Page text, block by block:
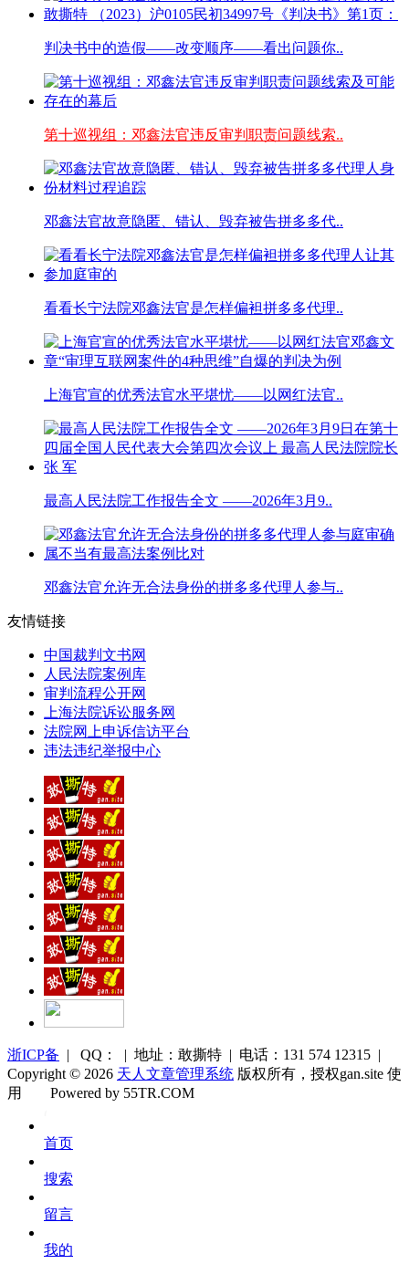
判决书中的造假——改变顺序——看出问题你..
第十巡视组：邓鑫法官违反审判职责问题线索..
邓鑫法官故意隐匿、错认、毁弃被告拼多多代..
看看长宁法院邓鑫法官是怎样偏袒拼多多代理..
上海官宣的优秀法官水平堪忧——以网红法官..
最高人民法院工作报告全文 ——2026年3月9..
邓鑫法官允许无合法身份的拼多多代理人参与..
友情链接
中国裁判文书网
人民法院案例库
审判流程公开网
上海法院诉讼服务网
法院网上申诉信访平台
违法违纪举报中心
浙ICP备 | QQ： | 地址：敢撕特 | 电话：131 574 12315 |
Copyright © 2026 天人文章管理系统 版权所有，授权gan.site 使
用
库
Powered by 55TR.COM
首页
搜索
留言
我的